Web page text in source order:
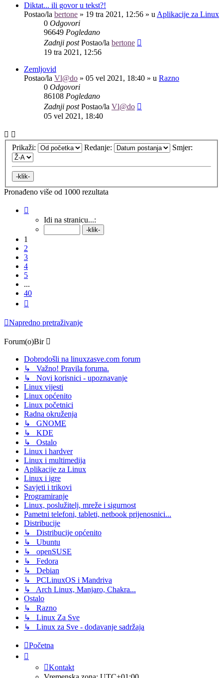
Diktat... ili govor u tekst?!
Postao/la bertone » 19 tra 2021, 12:56 » u Aplikacije za Linux
0 Odgovori
96649 Pogledano
Zadnji postPostao/la bertone
19 tra 2021, 12:56
Zemljovid
Postao/la Vl@do » 05 vel 2021, 18:40 » u Razno
0 Odgovori
86108 Pogledano
Zadnji postPostao/la Vl@do
05 vel 2021, 18:40
Prikaži: Redanje: Smjer:
Pronađeno više od 1000 rezultata
40 .Idi na stranicu...:
1
2
3
4
5
...
40
Napredno pretraživanje
Forum(o)Bir
Dobrodošli na linuxzasve.com forum
↳ Važno! Pravila foruma.
↳ Novi korisnici - upoznavanje
Linux vijesti
Linux općenito
Linux početnici
Radna okruženja
↳ GNOME
↳ KDE
↳ Ostalo
Linux i hardver
Linux i multimedija
Aplikacije za Linux
Linux i igre
Savjeti i trikovi
Programiranje
Linux, poslužitelj, mreže i sigurnost
Pametni telefoni, tableti, netbook prijenosnici...
Distribucije
↳ Distribucije općenito
↳ Ubuntu
↳ openSUSE
↳ Fedora
↳ Debian
↳ PCLinuxOS i Mandriva
↳ Arch Linux, Manjaro, Chakra...
Ostalo
↳ Razno
↳ Linux Za Sve
↳ Linux za Sve - dodavanje sadržaja
Početna
Kontakt